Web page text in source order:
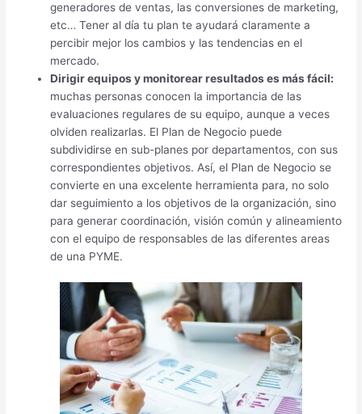
generadores de ventas, las conversiones de marketing,
etc… Tener al día tu plan te ayudará claramente a
percibir mejor los cambios y las tendencias en el
mercado.
Dirigir equipos y monitorear resultados es más fácil:
muchas personas conocen la importancia de las
evaluaciones regulares de su equipo, aunque a veces
olviden realizarlas. El Plan de Negocio puede
subdividirse en sub-planes por departamentos, con sus
correspondientes objetivos. Así, el Plan de Negocio se
convierte en una excelente herramienta para, no solo
dar seguimiento a los objetivos de la organización, sino
para generar coordinación, visión común y alineamiento
con el equipo de responsables de las diferentes areas
de una PYME.